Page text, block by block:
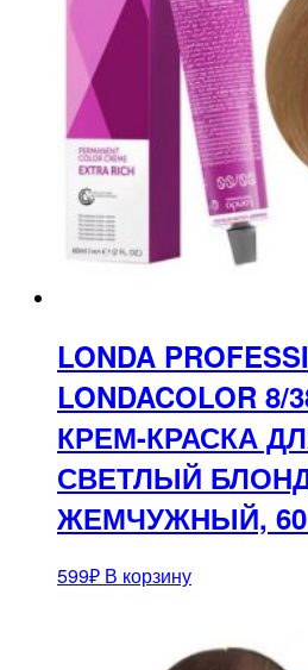
LONDA
LONDACOLOR
КРЕМ-КРАСКА
СВЕТЛЫЙ
ЖЕМЧУЖНЫЙ,
599₽ В корзину